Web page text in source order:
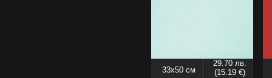
33x50 см
29.70 лв.
(15.19 €)